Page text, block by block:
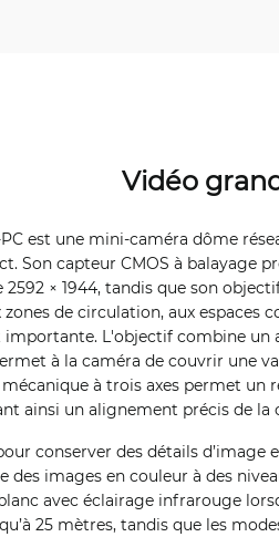
Vidéo
est une mini-caméra dôme
Son capteur CMOS à balayage
× 1944, tandis que son
zones de circulation, aux
L'objectif combine un
à la caméra de couvrir une
à trois axes permet un
ainsi un alignement précis de la
conserver des détails d’image
des images en couleur à des
avec éclairage infrarouge
25 mètres, tandis que les